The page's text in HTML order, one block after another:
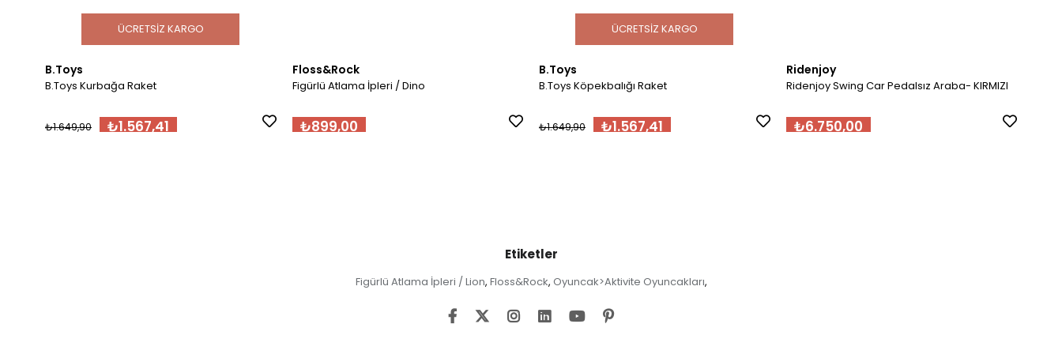
B.Toys
B.Toys Kurbağa Raket
₺1.567,41
₺1.649,90
ÜCRETSIZ KARGO
Floss&Rock
Figürlü Atlama İpleri / Dino
₺899,00
B.Toys
B.Toys Köpekbalığı Raket
₺1.567,41
₺1.649,90
ÜCRETSIZ KARGO
Ridenjoy
Ridenjoy Swing Car Pedalsız Araba- KIRMIZI
₺6.750,00
Etiketler
Figürlü Atlama İpleri / Lion, Floss&Rock, Oyuncak>Aktivite Oyuncakları,